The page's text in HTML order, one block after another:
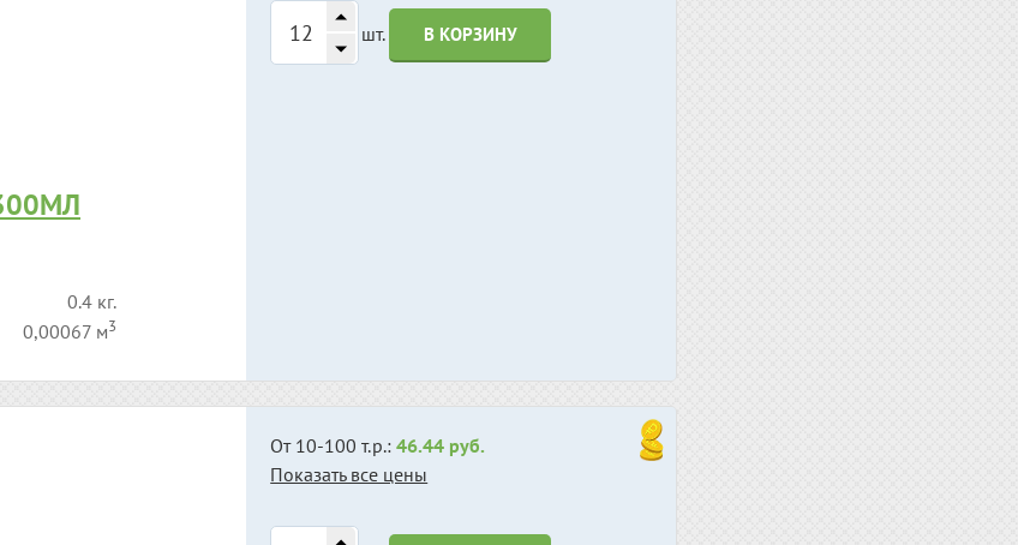
0.4 кг.
0,00067 м3
шт. В КОРЗИНУ
От 10-100 т.р.:46.44 руб.
Показать все цены